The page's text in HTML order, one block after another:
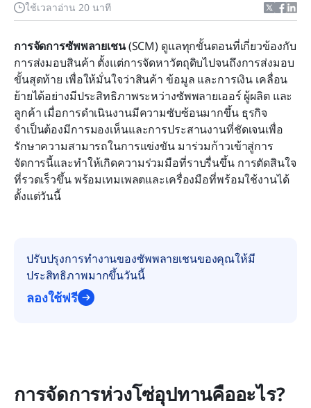
ใช้เวลาอ่าน 20 นาที
การจัดการซัพพลายเชน (SCM) ดูแลทุกขั้นตอนที่เกี่ยวข้องกับ
การส่งมอบสินค้า ตั้งแต่การจัดหาวัตถุดิบไปจนถึงการส่งมอบ
ขั้นสุดท้าย เพื่อให้มั่นใจว่าสินค้า ข้อมูล และการเงิน เคลื่อน
ย้ายได้อย่างมีประสิทธิภาพระหว่างซัพพลายเออร์ ผู้ผลิต และ
ลูกค้า เมื่อการดำเนินงานมีความซับซ้อนมากขึ้น ธุรกิจ
จำเป็นต้องมีการมองเห็นและการประสานงานที่ชัดเจนเพื่อ
รักษาความสามารถในการแข่งขัน มาร่วมก้าวเข้าสู่การ
จัดการนี้และทำให้เกิดความร่วมมือที่ราบรื่นขึ้น การตัดสินใจ
ที่รวดเร็วขึ้น พร้อมเทมเพลตและเครื่องมือที่พร้อมใช้งานได้
ตั้งแต่วันนี้
ปรับปรุงการทำงานของซัพพลายเชนของคุณให้มี
ประสิทธิภาพมากขึ้นวันนี้
ลองใช้ฟรี
การจัดการห่วงโซ่อุปทานคืออะไร?
วิธีที่ Lark ช่วยเสริมสร้างความร่วมมือในห่วงโซ่
อุปทาน
แนวทางปฏิบัติที่ดีที่สุดสำหรับการจัดการซัพพลายเชน
อย่างมีประสิทธิภาพ
บทสรุป
คำถามที่พบบ่อย
การอ่านที่เกี่ยวข้อง